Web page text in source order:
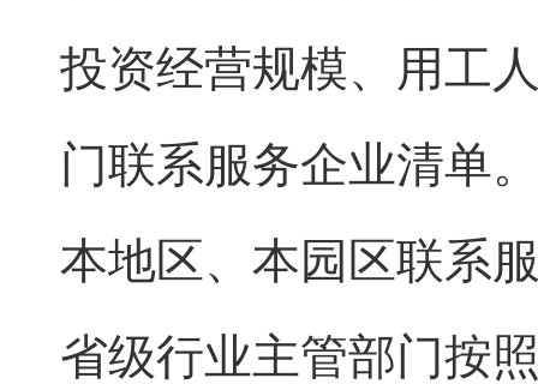
投资经营规模、用工
门联系服务企业清单
本地区、本园区联系
省级行业主管部门按